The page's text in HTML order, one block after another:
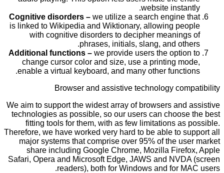
website instantly.
Cognitive disorders – we utilize a search engine that
is linked to Wikipedia and Wiktionary, allowing people
with cognitive disorders to decipher meanings of
phrases, initials, slang, and others.
Additional functions – we provide users the option to
change cursor color and size, use a printing mode,
enable a virtual keyboard, and many other functions.
Browser and assistive technology compatibility
We aim to support the widest array of browsers and assistive
technologies as possible, so our users can choose the best
fitting tools for them, with as few limitations as possible.
Therefore, we have worked very hard to be able to support all
major systems that comprise over 95% of the user market
share including Google Chrome, Mozilla Firefox, Apple
Safari, Opera and Microsoft Edge, JAWS and NVDA (screen
readers), both for Windows and for MAC users.